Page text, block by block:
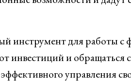
инструмент для работы с
инвестиций и
управления